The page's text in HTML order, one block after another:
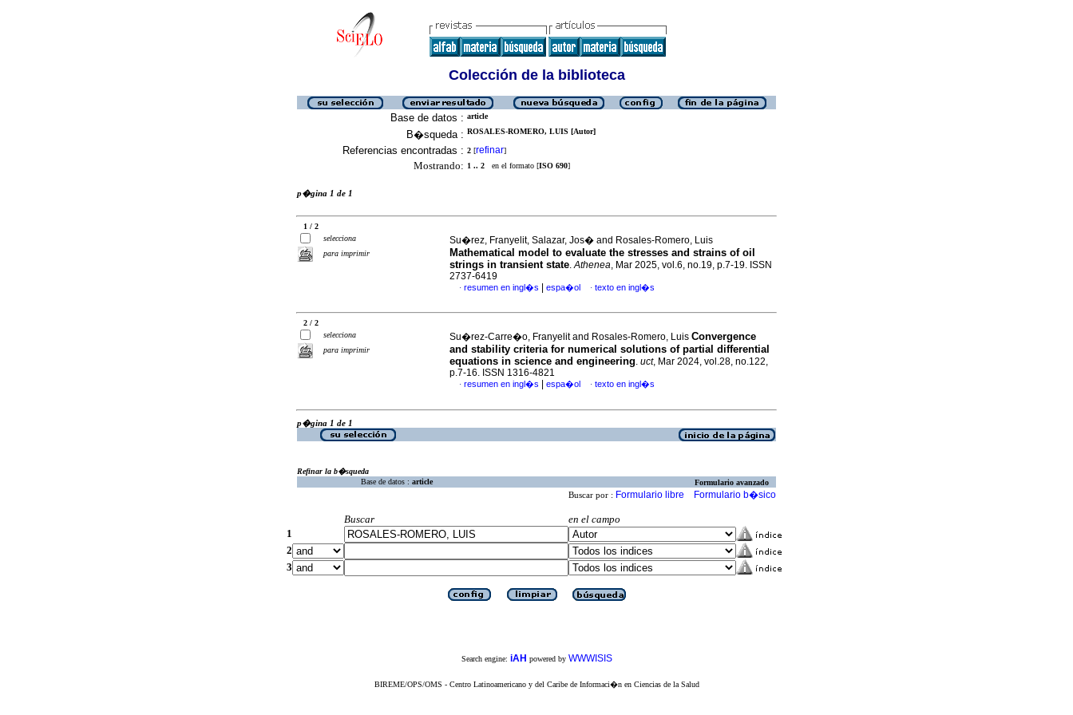
Colección de la biblioteca
Base de datos : article
B�squeda : ROSALES-ROMERO, LUIS [Autor]
Referencias encontradas : 2 [refinar]
Mostrando: 1 .. 2 en el formato [ISO 690]
p�gina 1 de 1
1 / 2
selecciona
para imprimir
Su�rez, Franyelit, Salazar, Jos� and Rosales-Romero, Luis
Mathematical model to evaluate the stresses and strains of oil
strings in transient state.Athenea, Mar 2025, vol.6, no.19, p.7-19. ISSN
2737-6419
· resumen en ingl�s espa�ol · texto en ingl�s
2 / 2
selecciona
para imprimir
Su�rez-Carre�o, Franyelit and Rosales-Romero, Luis Convergence
and stability criteria for numerical solutions of partial differential
equations in science and engineering. uct, Mar 2024, vol.28, no.122,
p.7-16. ISSN 1316-4821
· resumen en ingl�s espa�ol · texto en ingl�s
p�gina 1 de 1
Refinar la b�squeda
Base de datos : article Formulario avanzado
Buscar por : Formulario libre Formulario b�sico
Buscar
en el campo
1
2
3
Search engine: iAH powered by WWWISIS
BIREME/OPS/OMS - Centro Latinoamericano y del Caribe de Informaci�n en Ciencias de la Salud